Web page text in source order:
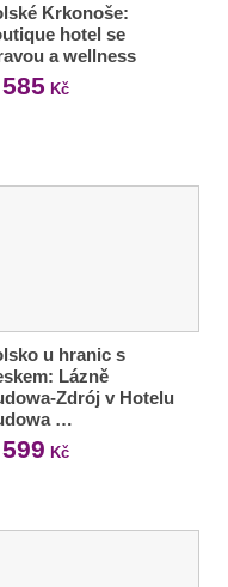
Krkonoše:
hotel se
a wellness
Kč
u hranic s
Lázně
Zdrój v Hotelu
…
Kč